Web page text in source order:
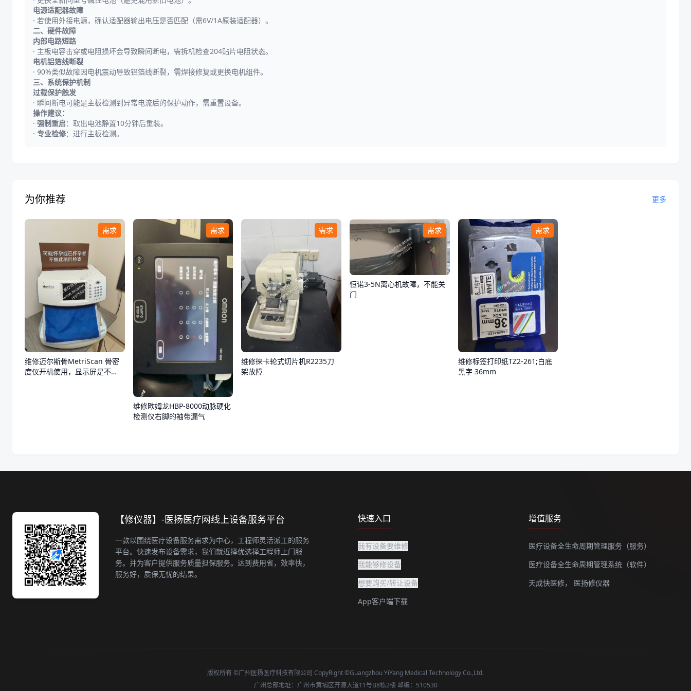
电源适配器故障
· 若使用外接电源，确认适配器输出电压是否匹配（需6V/1A原装适配器）。
二、硬件故障
内部电路短路
· 主板电容击穿或电阻损坏会导致瞬间断电，需拆机检查204贴片电阻状态。
电机铝箔线断裂
· 90%类似故障因电机震动导致铝箔线断裂，需焊接修复或更换电机组件。
三、系统保护机制
过载保护触发
· 瞬间断电可能是主板检测到异常电流后的保护动作，需重置设备。
操作建议：
· 强制重启：取出电池静置10分钟后重装。
· 专业检修：进行主板检测。
为你推荐 更多
需求
维修迈尔斯骨MetriScan 骨密
度仪开机使用，显示屏是不
需求
维修欧姆龙HBP-8000动脉硬化
检测仪右脚的袖带漏气
需求
维修徕卡轮式切片机R2235刀
架故障
需求
恒诺3-5N离心机故障，不能关
门
需求
维修标签打印纸TZ2-261;白底
黑字 36mm
【修仪器】-医扬医疗网线上设备服务平台
一款以围绕医疗设备服务需求为中心，工程师灵活派工的服务
平台。快速发布设备需求，我们就近择优选择工程师上门服
务。并为客户提供服务质量担保服务。达到费用省，效率快，
服务好，质保无忧的结果。
快速入口
我有设备要维修
我能够修设备
想要购买/转让设备
App客户端下载
增值服务
医疗设备全生命周期管理服务（服务）
医疗设备全生命周期管理系统（软件）
天成快医修，
医扬修仪器
版权所有 ©广州医扬医疗科技有限公司 CopyRight ©Guangzhou YiYang Medical Technology Co.,Ltd.
广州总部地址：广州市黄埔区开源大道11号B8栋2楼 邮编：510530